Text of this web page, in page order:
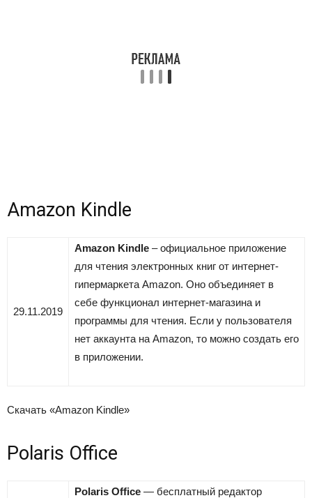
Amazon Kindle
29.11.2019
Amazon Kindle – официальное приложение
для чтения электронных книг от интернет-
гипермаркета Amazon. Оно объединяет в
себе функционал интернет-магазина и
программы для чтения. Если у пользователя
нет аккаунта на Amazon, то можно создать его
в приложении.
Скачать «Amazon Kindle»
Polaris Office
Polaris Office — бесплатный редактор